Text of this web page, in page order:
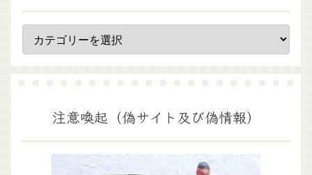
注意喚起（偽サイト及び偽情報）